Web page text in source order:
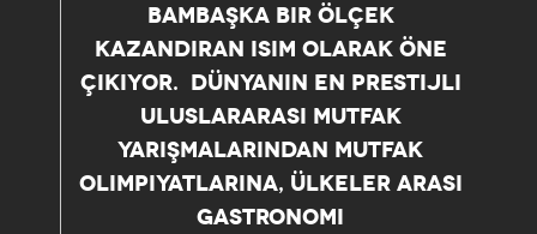
BAMBAŞKA BIR ÖLÇEK
KAZANDIRAN ISIM OLARAK ÖNE
ÇIKIYOR. DÜNYANIN EN PRESTIJLI
ULUSLARARASI MUTFAK
YARIŞMALARINDAN MUTFAK
OLIMPIYATLARINA, ÜLKELER ARASI
GASTRONOMI